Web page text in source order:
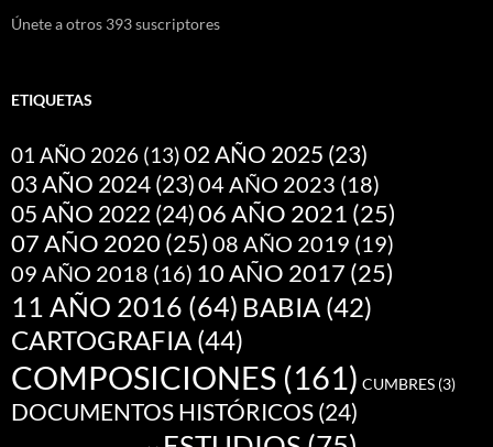
Únete a otros 393 suscriptores
ETIQUETAS
01 AÑO 2026 (13)02 AÑO 2025 (23)
03 AÑO 2024(23)04 AÑO 2023 (18)
05 AÑO 2022 (24)06 AÑO 2021 (25)
07 AÑO 2020 (25) 08 AÑO 2019 (19)
09 AÑO 2018 (16) 10 AÑO 2017 (25)
11 AÑO 2016 (64) BABIA (42)
CARTOGRAFIA (44)
COMPOSICIONES (161) CUMBRES (3)
DOCUMENTOS HISTÓRICOS(24)